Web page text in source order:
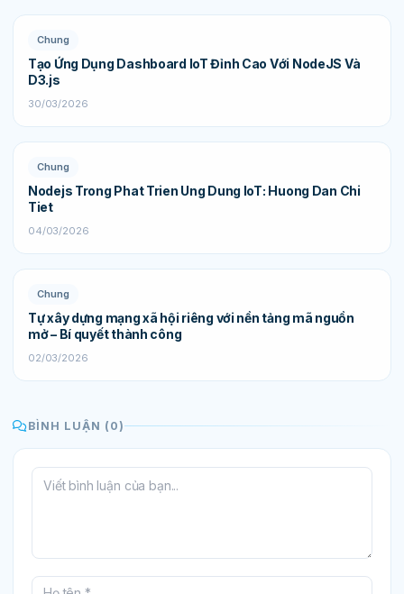
Chung
Tạo Ứng Dụng Dashboard IoT Đỉnh Cao Với NodeJS Và
D3.js
30/03/2026
Chung
Nodejs Trong Phat Trien Ung Dung IoT: Huong Dan Chi
Tiet
04/03/2026
Chung
Tự xây dựng mạng xã hội riêng với nền tảng mã nguồn
mở – Bí quyết thành công
02/03/2026
BÌNH LUẬN (0)